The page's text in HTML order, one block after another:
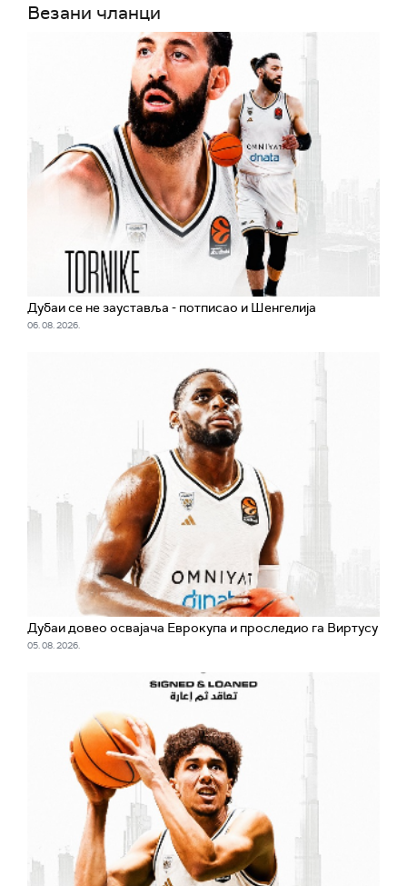
Везани чланци
Дубаи се не зауставља - потписао и Шенгелија
06. 08. 2026.
Дубаи довео освајача Еврокупа и проследио га Виртусу
05. 08. 2026.